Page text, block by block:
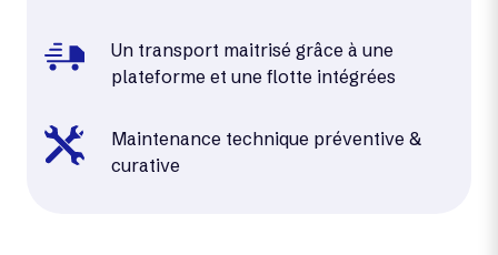
Un transport maitrisé grâce à une
plateforme et une flotte intégrées
Maintenance technique préventive &
curative